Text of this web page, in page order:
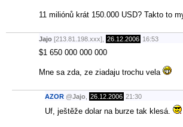
11 miliónů krát 150.000 USD? Takto to
Jajo [213.81.198.xxx], 26.12.2006 16:53
$1 650 000 000 000
Mne sa zda, ze ziadaju trochu vela
AZOR @Jajo 26.12.2006 21:30
Uf, ještěže dolar na burze tak klesá.